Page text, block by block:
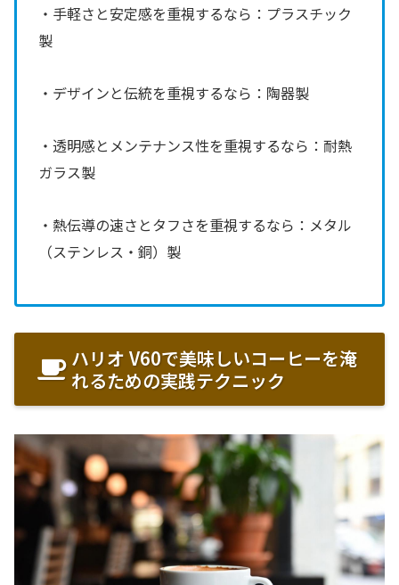
・手軽さと安定感を重視するなら：プラスチック
製
・デザインと伝統を重視するなら：陶器製
・透明感とメンテナンス性を重視するなら：耐熱
ガラス製
・熱伝導の速さとタフさを重視するなら：メタル
（ステンレス・銅）製
ハリオ V60で美味しいコーヒーを淹
れるための実践テクニック